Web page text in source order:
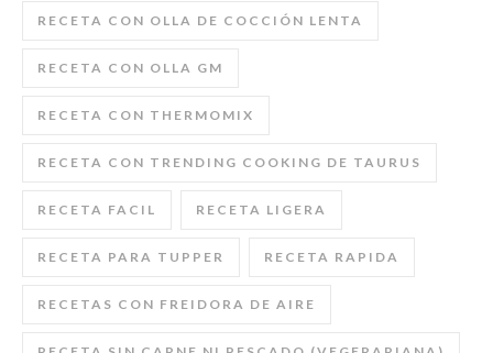
RECETA CON OLLA DE COCCIÓN LENTA
RECETA CON OLLA GM
RECETA CON THERMOMIX
RECETA CON TRENDING COOKING DE TAURUS
RECETA FACIL RECETA LIGERA
RECETA PARA TUPPER RECETA RAPIDA
RECETAS CON FREIDORA DE AIRE